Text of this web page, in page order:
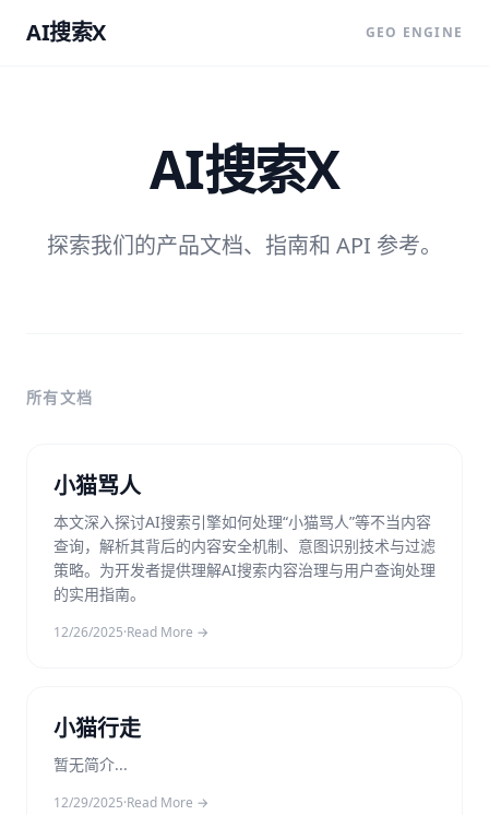
AI搜索X GEO ENGINE
AI搜索X
探索我们的产品文档、指南和 API 参考。
所有文档
小猫骂人
本文深入探讨AI搜索引擎如何处理“小猫骂人”等不当内容
查询，解析其背后的内容安全机制、意图识别技术与过滤
策略。为开发者提供理解AI搜索内容治理与用户查询处理
的实用指南。
12/26/2025·Read More →
小猫行走
暂无简介...
12/29/2025·Read More →